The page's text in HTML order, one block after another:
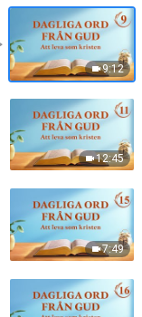
9:12
12:45
7:49